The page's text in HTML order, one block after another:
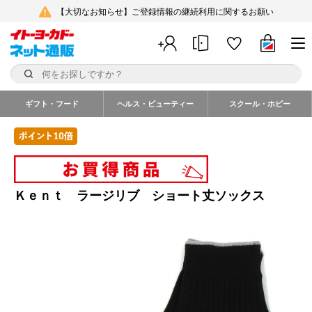
【大切なお知らせ】ご登録情報の継続利用に関するお願い
ギフト・フード ヘルス・ビューティー スクール・ホビー
Ｋｅｎｔ ラージリブ ショート丈ソックス